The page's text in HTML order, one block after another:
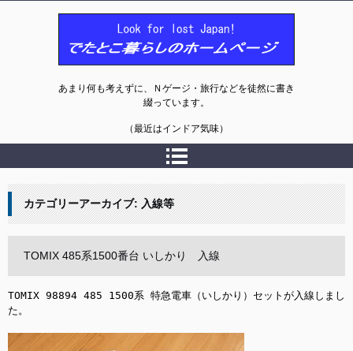
あまり何も考えずに、Ｎゲージ・旅行などを徒然に書き
綴っています。
（最近はインドア気味）
カテゴリーアーカイブ: 入線等
TOMIX 485系1500番台 いしかり 入線
TOMIX 98894 485 1500系 特急電車（いしかり）セットが入線しまし
た。